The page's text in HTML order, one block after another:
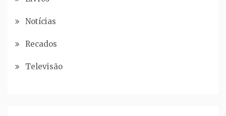
Notícias
Recados
Televisão